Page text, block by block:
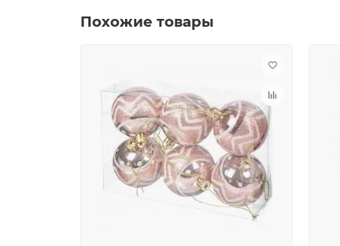
Похожие товары